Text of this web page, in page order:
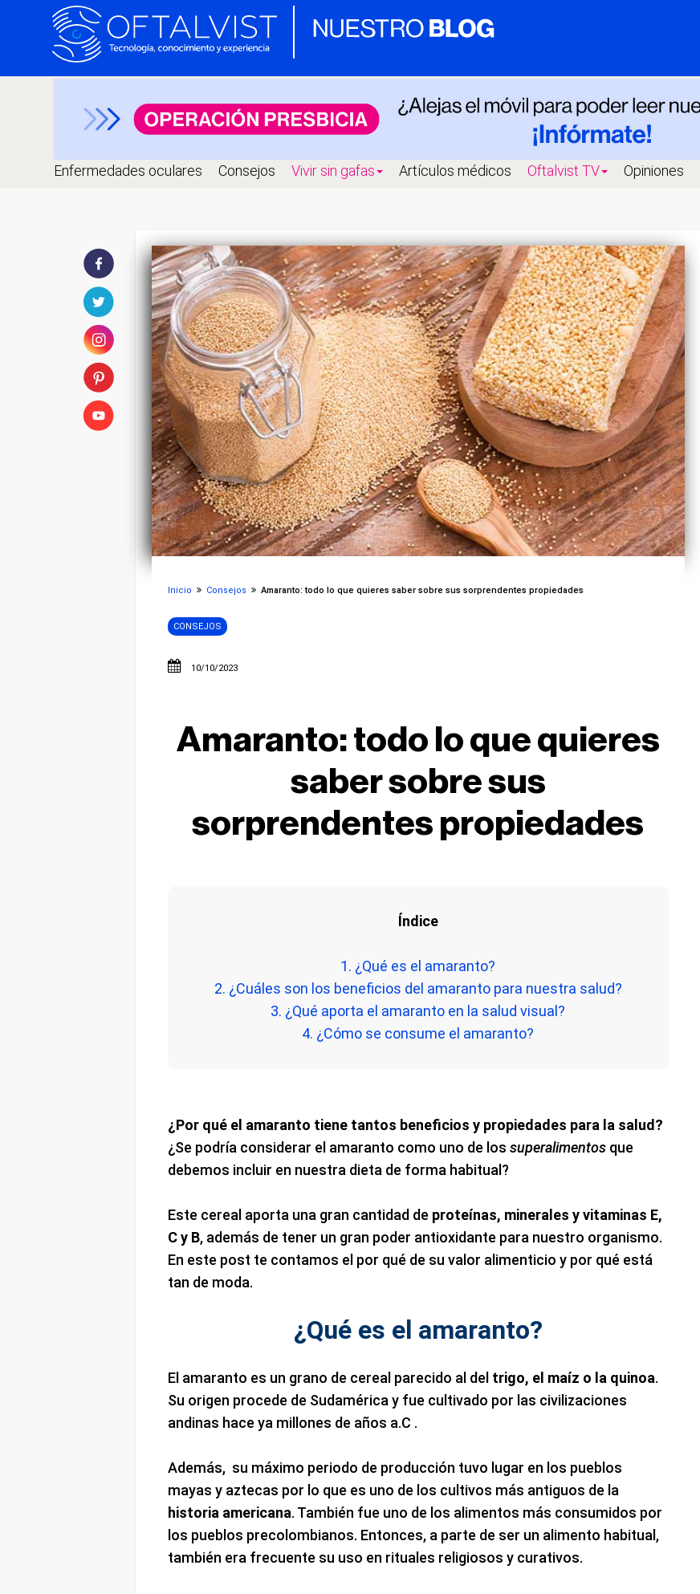
Enfermedades oculares Consejos Vivir sin gafas Artículos médicos Oftalvist TV Opiniones
Inicio Consejos Amaranto: todo lo que quieres saber sobre sus sorprendentes propiedades
CONSEJOS
10/10/2023
Amaranto: todo lo que quieres
saber sobre sus
sorprendentes propiedades
Índice
1. ¿Qué es el amaranto?
2. ¿Cuáles son los beneficios del amaranto para nuestra salud?
3. ¿Qué aporta el amaranto en la salud visual?
4. ¿Cómo se consume el amaranto?
¿Por qué el amaranto tiene tantos beneficios y propiedades para la salud?
¿Se podría considerar el amaranto como uno de los superalimentosque
debemos incluir en nuestra dieta de forma habitual?
Este cereal aporta una gran cantidad deproteínas, minerales y vitaminas E,
C y B, además de tener un gran poder antioxidante para nuestro organismo.
En este post te contamos el por qué de su valor alimenticio y por qué está
tan de moda.
¿Qué es el amaranto?
El amaranto es un grano de cereal parecido al del trigo, el maíz o la quinoa.
Su origen procede de Sudamérica y fue cultivado por las civilizaciones
andinas hace ya millones de años a.C .
Además, su máximo periodo de producción tuvo lugar en los pueblos
mayas y aztecas por lo que es uno de los cultivos más antiguos de la
historia americana. También fue uno de los alimentos más consumidos por
los pueblos precolombianos. Entonces, a parte de ser un alimento habitual,
también era frecuente su uso en rituales religiosos y curativos.